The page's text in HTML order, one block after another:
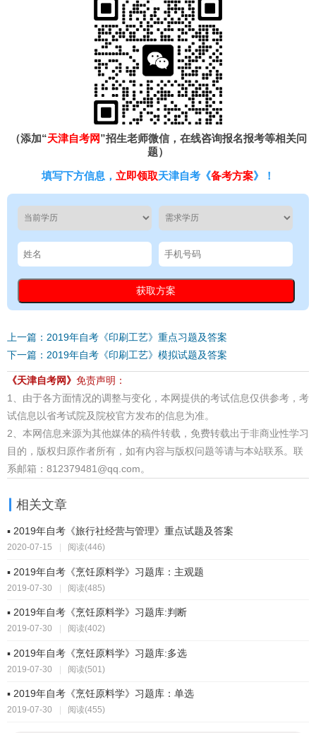
（添加“天津自考网”招生老师微信，在线咨询报名报考等相关问
题）
填写下方信息， 立即领取天津自考《备考方案》！
上一篇：2019年自考《印刷工艺》重点习题及答案
下一篇：2019年自考《印刷工艺》模拟试题及答案
《天津自考网》 免责声明：
1、由于各方面情况的调整与变化，本网提供的考试信息仅供参考，考
试信息以省考试院及院校官方发布的信息为准。
2、本网信息来源为其他媒体的稿件转载，免费转载出于非商业性学习
目的，版权归原作者所有，如有内容与版权问题等请与本站联系。联
系邮箱：812379481@qq.com。
相关文章
▪ 2019年自考《旅行社经营与管理》重点试题及答案
2020-07-15 | 阅读(446)
▪ 2019年自考《烹饪原料学》习题库：主观题
2019-07-30 | 阅读(485)
▪ 2019年自考《烹饪原料学》习题库:判断
2019-07-30 阅读(402)
▪ 2019年自考《烹饪原料学》习题库:多选
2019-07-30 | 阅读(501)
▪ 2019年自考《烹饪原料学》习题库：单选
2019-07-30 阅读(455)